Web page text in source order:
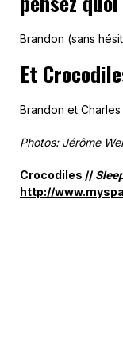
Brandon (sans
Et
Brandon et
Photos: Jérôme
Crocodiles //
http://